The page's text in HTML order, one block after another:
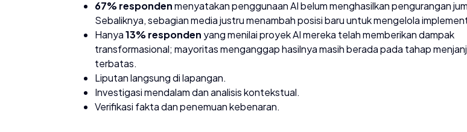
67% respondenmenyatakan penggunaan AI belum menghasilkan pengurangan
Sebaliknya, sebagian media justru menambah posisi baru untuk mengelola
​Hanya13% responden yang menilai proyek AI mereka telah memberikan dampak
transformasional; mayoritas menganggap hasilnya masih berada pada tahap
terbatas.
​Liputan langsung di lapangan.
​Investigasi mendalam dan analisis kontekstual.
​Verifikasi fakta dan penemuan kebenaran.